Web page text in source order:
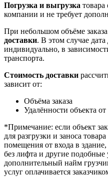
Погрузка и выгрузка
компании и не требует
При небольшом объёме
доставки. В этом случае дата
индивидуально, в
транспорта.
Стоимость доставки
зависит от:
Объёма заказа
Удалённости объекта
*Примечание: если объект
для разгрузки и заноса
помещения от входа в
без лифта и другие подобные
дополнительный найм
услуг оплачивается